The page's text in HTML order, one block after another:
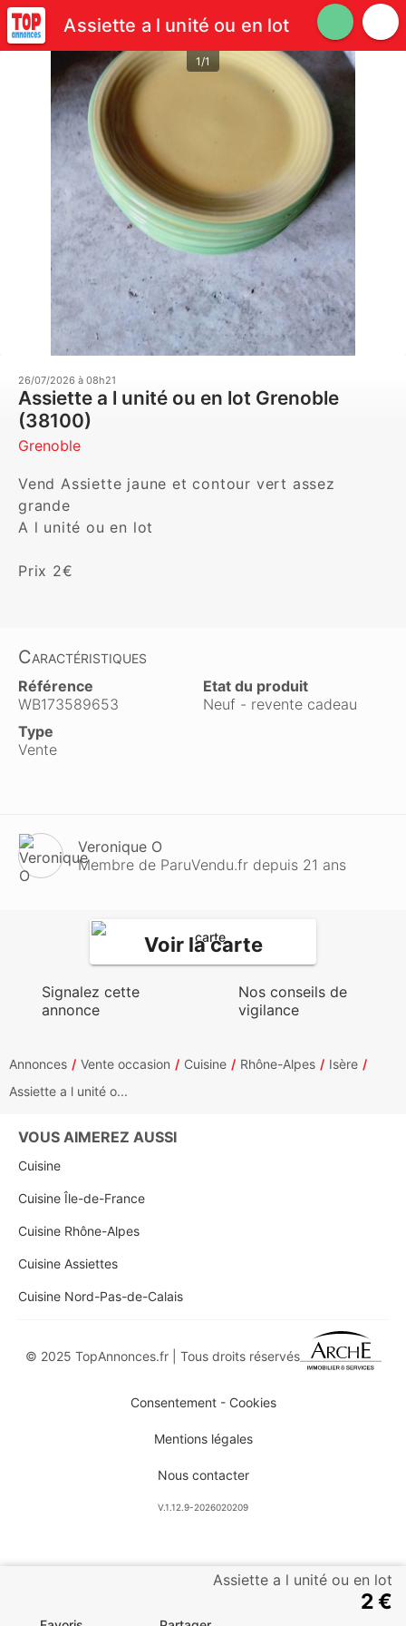
Assiette a l unité ou en lot
1/1
26/07/2026 à 08h21
Assiette a l unité ou en lot Grenoble
(38100)
Grenoble
Vend Assiette jaune et contour vert assez
grande
A l unité ou en lot
Prix 2€
Caractéristiques
Référence
WB173589653
Etat du produit
Neuf - revente cadeau
Type
Vente
Veronique O
Membre de ParuVendu.fr depuis 21 ans
Voir la carte
Signalez cette
annonce
Nos conseils de
vigilance
Assiette a l unité ou en lot
2 €
Annonces Vente occasion Cuisine Rhône-Alpes
Isère
Assiette a l unité o...
VOUS AIMEREZ AUSSI
Cuisine
Cuisine Île-de-France
Cuisine Rhône-Alpes
Cuisine Assiettes
Cuisine Nord-Pas-de-Calais
© 2025 TopAnnonces.fr | Tous droits réservés
Consentement - Cookies
Mentions légales
Nous contacter
V.1.12.9-2026020209